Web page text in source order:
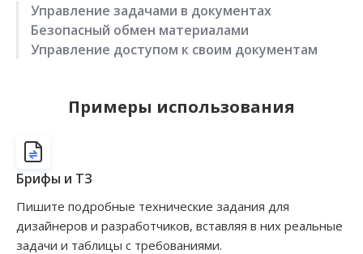
Управление задачами в документах
Оставляйте задачи и комментарии к конкретному
слову или параграфу, назначайте ответственного,
Безопасный обмен материалами
Встроенные инструменты шеринга на внешние
Управление доступом к своим документам
Разграничьте доступ по отделам и сохраняйте
Примеры использования
Брифы и ТЗ
Пишите подробные технические задания для
дизайнеров и разработчиков, вставляя в них реальные
задачи и таблицы с требованиями.